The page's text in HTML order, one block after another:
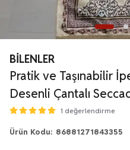
BİLENLER
Pratik ve Taşınabilir
Desenli Çantalı
1 değerlendirme
Ürün Kodu: 86881271843355